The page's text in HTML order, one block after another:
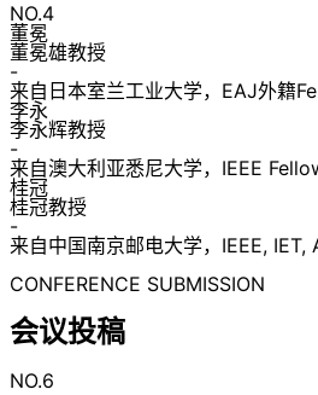
NO.4
董冕
董冕雄教授
-
来自日本室兰工业大学，EAJ外籍
李永
李永辉教授
-
来自澳大利亚悉尼大学，IEEE
桂冠
桂冠教授
-
来自中国南京邮电大学，IEEE, IET,
CONFERENCE SUBMISSION
会议投稿
NO.6